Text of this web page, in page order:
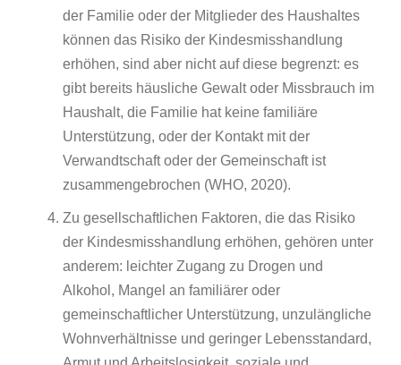
der Familie oder der Mitglieder des Haushaltes
können das Risiko der Kindesmisshandlung
erhöhen, sind aber nicht auf diese begrenzt: es
gibt bereits häusliche Gewalt oder Missbrauch im
Haushalt, die Familie hat keine familiäre
Unterstützung, oder der Kontakt mit der
Verwandtschaft oder der Gemeinschaft ist
zusammengebrochen (WHO, 2020).
Zu gesellschaftlichen Faktoren, die das Risiko
der Kindesmisshandlung erhöhen, gehören unter
anderem: leichter Zugang zu Drogen und
Alkohol, Mangel an familiärer oder
gemeinschaftlicher Unterstützung, unzulängliche
Wohnverhältnisse und geringer Lebensstandard,